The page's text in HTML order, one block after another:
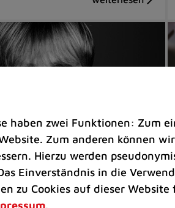
Ansgar Brinkmann
haben zwei Funktionen: Zum
Zum anderen können
Hierzu werden
Einverständnis in die
zu Cookies auf dieser Website
.